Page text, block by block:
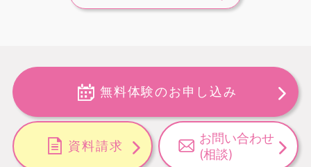
無料体験のお申し込み
資料請求
お問い合わせ
(相談)